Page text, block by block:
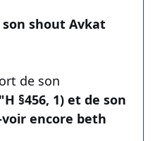
son shout Avkat
de son
§456, 1) et de son
voir encore beth